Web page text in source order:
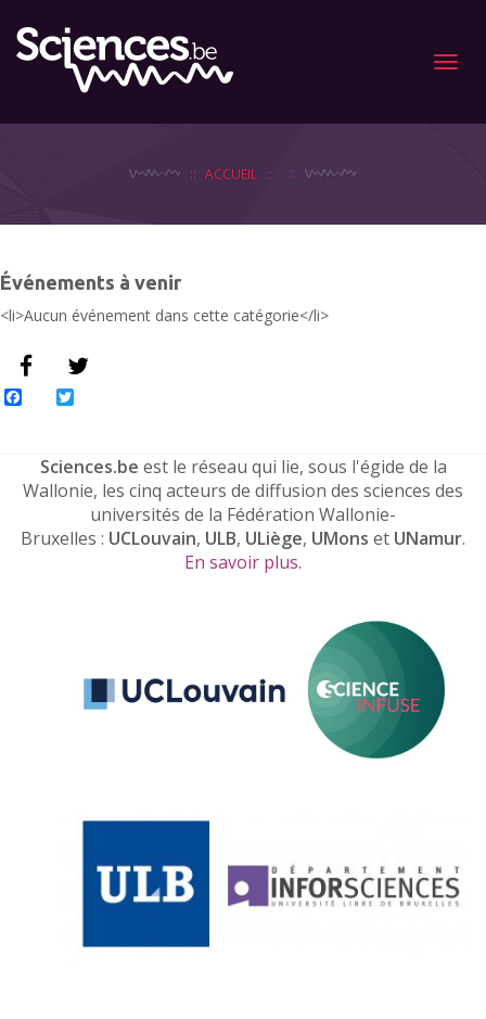
Menu
ACCUEIL
Événements à venir
<li>Aucun événement dans cette catégorie</li>
Facebook
Sciences.be est le réseau qui lie, sous l'égide de la
Wallonie, les cinq acteurs de diffusion des sciences des
universités de la Fédération Wallonie-
Bruxelles : UCLouvain, ULB, ULiège, UMons et UNamur.
En savoir plus.